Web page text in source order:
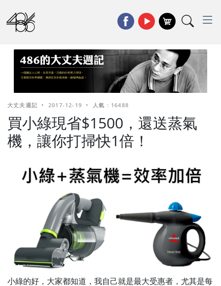
大丈夫週記 • 2017-12-19 • 人氣 : 16488
買小綠現省$1500，還送蒸氣
機，讓你打掃快1倍！
小綠的好，大家都知道，我自己就是最大受惠者，尤其是每